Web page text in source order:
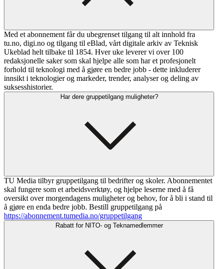
Med et abonnement får du ubegrenset tilgang til alt innhold fra
tu.no, digi.no og tilgang til eBlad, vårt digitale arkiv av Teknisk
Ukeblad helt tilbake til 1854. Hver uke leverer vi over 100
redaksjonelle saker som skal hjelpe alle som har et profesjonelt
forhold til teknologi med å gjøre en bedre jobb - dette inkluderer
innsikt i teknologier og markeder, trender, analyser og deling av
suksesshistorier.
Har dere gruppetilgang muligheter?
TU Media tilbyr gruppetilgang til bedrifter og skoler. Abonnementet
skal fungere som et arbeidsverktøy, og hjelpe leserne med å få
oversikt over morgendagens muligheter og behov, for å bli i stand til
å gjøre en enda bedre jobb. Bestill gruppetilgang på
https://abonnement.tumedia.no/gruppetilgang
Rabatt for NITO- og Teknamedlemmer